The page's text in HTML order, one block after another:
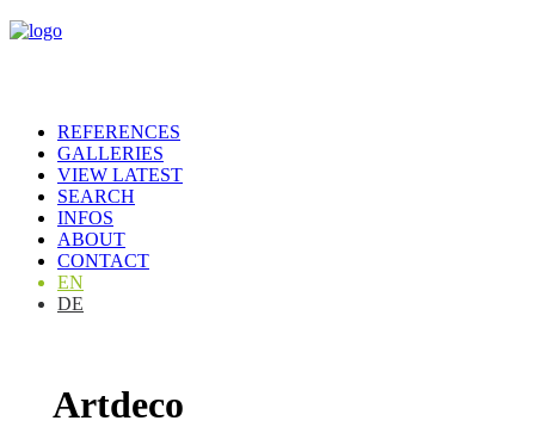
REFERENCES
GALLERIES
VIEW LATEST
SEARCH
INFOS
ABOUT
CONTACT
EN
DE
Artdeco